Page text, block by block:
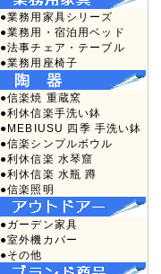
●業務用家具シリーズ
●業務用・宿泊用ベッド
●法事チェア・テーブル
●業務用座椅子
●信楽焼 重蔵窯
●利休信楽手洗い鉢
●MEBIUSU 四季 手洗い鉢
●信楽シンプルボウル
●利休信楽 水琴窟
●利休信楽 水瓶 蹲
●信楽照明
●ガーデン家具
●室外機カバー
●その他